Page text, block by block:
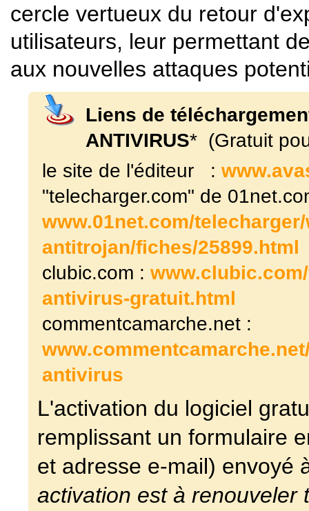
cercle vertueux du retour
utilisateurs, leur permettant
aux nouvelles attaques
Liens de
ANTIVIRUS* (Gratuit
le site de l'éditeur :
"telecharger.com" de
www.01net.com/
antitrojan/fiches/25899.html
clubic.com :
antivirus-gratuit.html
commentcamarche.net :
antivirus
L'activation du logiciel
remplissant un formulaire
et adresse e-mail) envoyé
activation est à renouveler